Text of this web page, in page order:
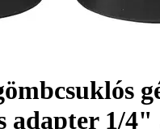
adapter 1/4"